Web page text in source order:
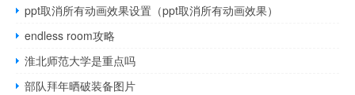
ppt取消所有动画效果设置（ppt取消所有动画效果）
endless room攻略
淮北师范大学是重点吗
部队拜年晒破装备图片